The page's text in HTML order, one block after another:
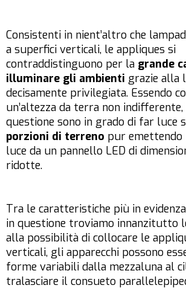
Consistenti in nient’altro che
a superfici verticali, le appliques si
contraddistinguono per la grande
illuminare gli ambienti grazie alla
decisamente privilegiata. Essendo
un’altezza da terra non
questione sono in grado di far luce
porzioni di terreno pur emettendo
luce da un pannello LED di
ridotte.
Tra le caratteristiche più in
in questione troviamo innanzitutto
alla possibilità di collocare le
verticali, gli apparecchi possono
forme variabili dalla mezzaluna al
tralasciare il consueto